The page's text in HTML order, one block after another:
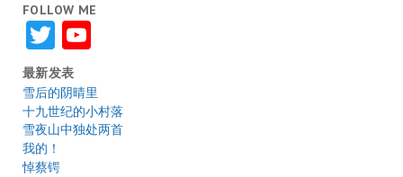
FOLLOW ME
TwitterYouTube
最新发表
雪后的阴晴里
十九世纪的小村落
雪夜山中独处两首
我的！
悼蔡锷